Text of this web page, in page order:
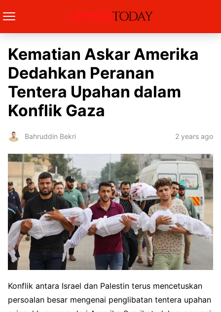
Kematian Askar Amerika
Dedahkan Peranan
Tentera Upahan dalam
Konflik Gaza
Bahruddin Bekri 2 years ago
Konflik antara Israel dan Palestin terus mencetuskan
persoalan besar mengenai penglibatan tentera upahan